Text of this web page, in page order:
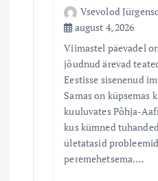
Vsevolod
august 4, 2026
Viimastel päevadel
jõudnud ärevad
Eestisse sisenenud
Samas on küpsemas
kuuluvates Põhja-
kus kümned
ületatasid
peremehetsema.…